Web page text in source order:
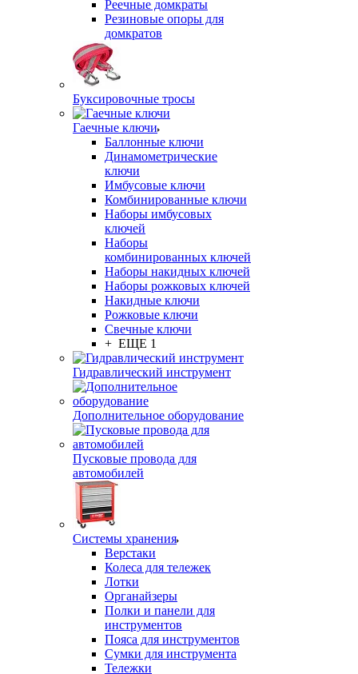
Реечные домкраты
Резиновые опоры для
домкратов
Буксировочные тросы
Гаечные ключи
Баллонные ключи
Динамометрические
ключи
Имбусовые ключи
Комбинированные ключи
Наборы имбусовых
ключей
Наборы
комбинированных ключей
Наборы накидных ключей
Наборы рожковых ключей
Накидные ключи
Рожковые ключи
Свечные ключи
+ ЕЩЕ 1
Гидравлический инструмент
Дополнительное оборудование
Пусковые провода для
автомобилей
Системы хранения
Верстаки
Колеса для тележек
Лотки
Органайзеры
Полки и панели для
инструментов
Пояса для инструментов
Сумки для инструмента
Тележки